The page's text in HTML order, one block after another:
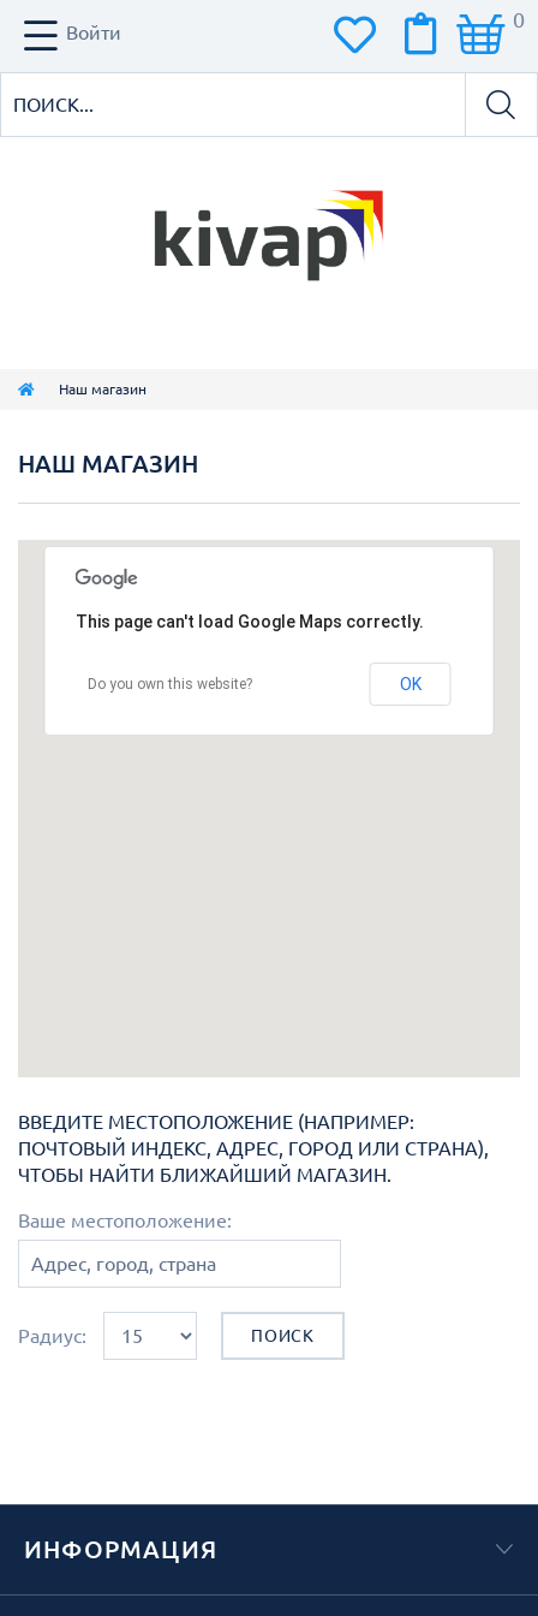
Войти
0
Наш магазин
НАШ МАГАЗИН
This page can't load Google Maps correctly.
Do you own this website? OK
ВВЕДИТЕ МЕСТОПОЛОЖЕНИЕ (НАПРИМЕР:
ПОЧТОВЫЙ ИНДЕКС, АДРЕС, ГОРОД ИЛИ СТРАНА),
ЧТОБЫ НАЙТИ БЛИЖАЙШИЙ МАГАЗИН.
Ваше местоположение:
Радиус: ПОИСК
ИНФОРМАЦИЯ